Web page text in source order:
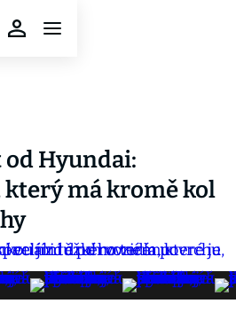
Hyundai:
má kromě kol